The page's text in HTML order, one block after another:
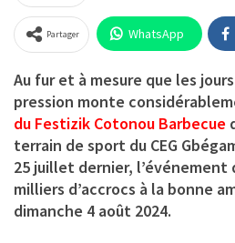
Partager WhatsApp
Au fur et à mesure que les
pression monte
du Festizik Cotonou Barbecue
terrain de sport du CEG
25 juillet dernier, l’événement
milliers d’accrocs à la bonne
dimanche 4 août 2024.